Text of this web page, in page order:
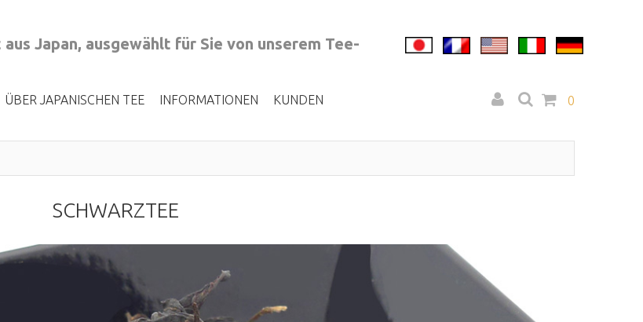
Japan, ausgewählt für Sie von unserem Tee-
0
ÜBER JAPANISCHEN TEE INFORMATIONEN KUNDEN
SCHWARZTEE